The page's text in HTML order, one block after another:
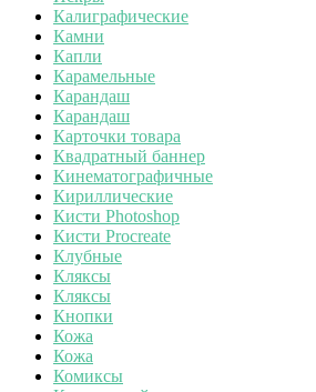
Калиграфические
Камни
Капли
Карамельные
Карандаш
Карандаш
Карточки товара
Квадратный баннер
Кинематографичные
Кириллические
Кисти Photoshop
Кисти Procreate
Клубные
Кляксы
Кляксы
Кнопки
Кожа
Кожа
Комиксы